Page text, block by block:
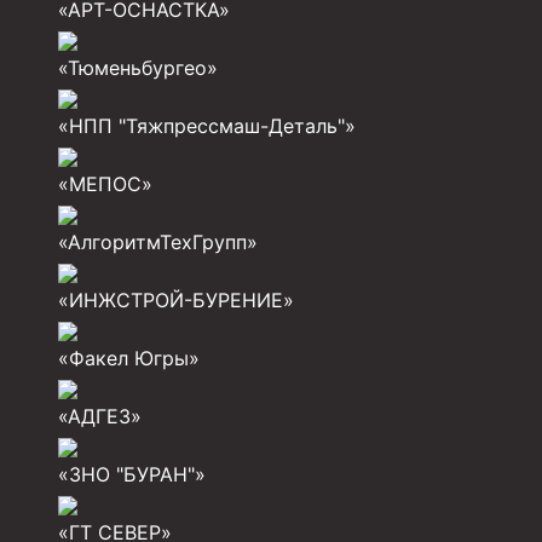
Кольца ограничительные ПЦ и ЦЦ
Клапаны обратные
Скребки корончатые СК и тросовые СТ
Центраторы колонные
«АРТ-ОСНАСТКА»
«Тюменьбургео»
«НПП "Тяжпрессмаш-Деталь"»
«МЕПОС»
«АлгоритмТехГрупп»
«ИНЖСТРОЙ-БУРЕНИЕ»
«Факел Югры»
«АДГЕЗ»
«ЗНО "БУРАН"»
«ГТ СЕВЕР»